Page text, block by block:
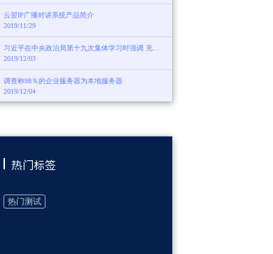
云翌IP广播对讲系统产品简介
2019/11/29
习近平在中央政治局第十九次集体学习时强调 充分发挥我国应急管理体系特色和优势 积极推进我国应急管理体系和能力现代化
2019/12/03
调查称98％的企业服务器为本地服务器
2019/12/04
热门标签
热门测试